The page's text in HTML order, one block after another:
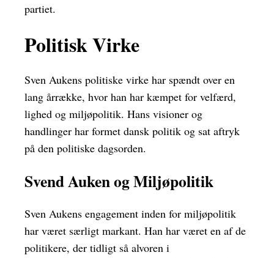
partiet.
Politisk Virke
Sven Aukens politiske virke har spændt over en
lang årrække, hvor han har kæmpet for velfærd,
lighed og miljøpolitik. Hans visioner og
handlinger har formet dansk politik og sat aftryk
på den politiske dagsorden.
Svend Auken og Miljøpolitik
Sven Aukens engagement inden for miljøpolitik
har været særligt markant. Han har været en af de
politikere, der tidligt så alvoren i